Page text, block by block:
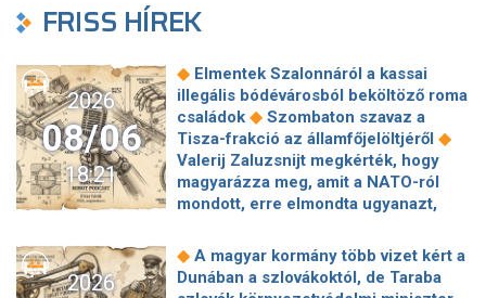
FRISS HÍREK
2026
08/06
18:21
◆ Elmentek Szalonnáról a kassai
illegális bódévárosból beköltöző roma
családok ◆ Szombaton szavaz a
Tisza-frakció az államfőjelöltjéről ◆
Valerij Zaluzsnijt megkérték, hogy
magyarázza meg, amit a NATO-ról
mondott, erre elmondta ugyanazt,
kötött szerződéseket a HM cége a
Lounge Eventtel, a miniszter
feljelentést tett
◆Orbán Anita
2026
◆ A magyar kormány több vizet kért a
Dunában a szlovákoktól, de Taraba